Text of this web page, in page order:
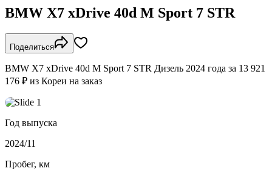
BMW X7 xDrive 40d M Sport 7 STR
Поделиться
BMW X7 xDrive 40d M Sport 7 STR Дизель 2024 года за 13 921
176 ₽ из Кореи на заказ
Год выпуска
2024/11
Пробег, км